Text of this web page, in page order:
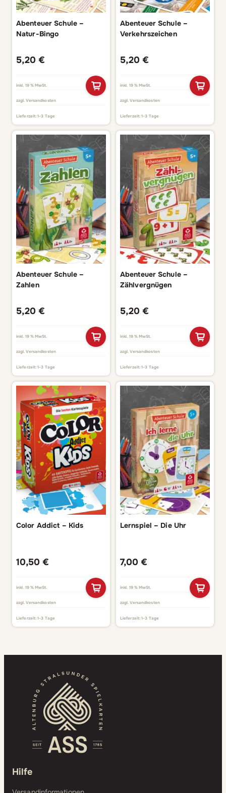
Abenteuer Schule –
Natur-Bingo
5,20 €
inkl. 19 % MwSt.
zzgl. Versandkosten
Lieferzeit:1-3 Tage
Abenteuer Schule –
Verkehrszeichen
5,20 €
inkl. 19 % MwSt.
zzgl. Versandkosten
Lieferzeit:1-3 Tage
Abenteuer Schule –
Zahlen
5,20 €
inkl. 19 % MwSt.
zzgl. Versandkosten
Lieferzeit:1-3 Tage
Abenteuer Schule –
Zählvergnügen
5,20 €
inkl. 19 % MwSt.
zzgl. Versandkosten
Lieferzeit:1-3 Tage
Color Addict – Kids
10,50 €
inkl. 19 % MwSt.
zzgl. Versandkosten
Lieferzeit:1-3 Tage
Lernspiel – Die Uhr
7,00 €
inkl. 19 % MwSt.
zzgl. Versandkosten
Lieferzeit:1-3 Tage
Hilfe